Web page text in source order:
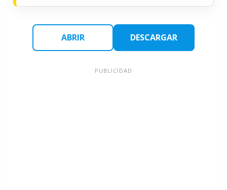
ABRIR DESCARGAR